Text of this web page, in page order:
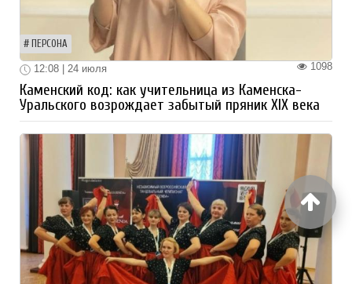
ПЕРСОНА
1098
12:08 | 24 июля
Каменский код: как учительница из Каменска-
Уральского возрождает забытый пряник XIX века